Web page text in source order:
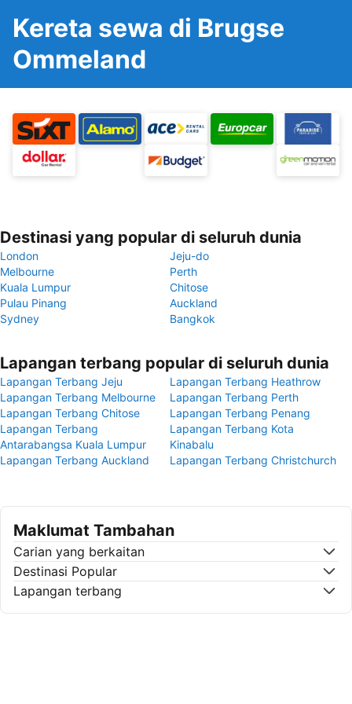
Kereta sewa di Brugse
Ommeland
Destinasi yang popular di seluruh dunia
London
Jeju-do
Melbourne
Perth
Kuala Lumpur
Chitose
Pulau Pinang
Auckland
Sydney
Bangkok
Lapangan terbang popular di seluruh dunia
Lapangan Terbang Jeju
Lapangan Terbang Heathrow
Lapangan Terbang Melbourne
Lapangan Terbang Perth
Lapangan Terbang Chitose
Lapangan Terbang Penang
Lapangan Terbang
Antarabangsa Kuala Lumpur
Lapangan Terbang Kota
Kinabalu
Lapangan Terbang Auckland
Lapangan Terbang Christchurch
Maklumat Tambahan
Carian yang berkaitan
Destinasi Popular
Lapangan terbang